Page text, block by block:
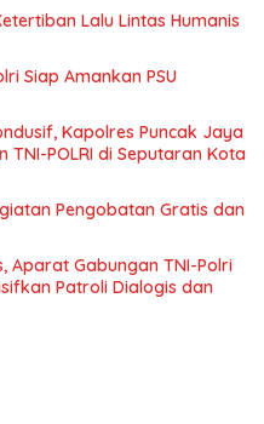
Lalu Lintas Humanis
Siap Amankan PSU
Kapolres Puncak Jaya
TNI-POLRI di Seputaran Kota
Pengobatan Gratis dan
Aparat Gabungan TNI-Polri
Patroli Dialogis dan